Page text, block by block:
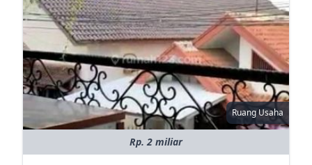
Ruang Usaha
Rp. 2 miliar